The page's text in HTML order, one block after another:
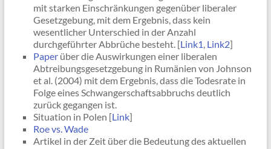
mit starken Einschränkungen gegenüber liberaler
Gesetzgebung, mit dem Ergebnis, dass kein
wesentlicher Unterschied in der Anzahl
durchgeführter Abbrüche besteht. [Link1, Link2]
Paperüber die Auswirkungen einer liberalen
Abtreibungsgesetzgebung in Rumänien von Johnson
et al. (2004) mit dem Ergebnis, dass die Todesrate in
Folge eines Schwangerschaftsabbruchs deutlich
zurück gegangen ist.
Situation in Polen [Link]
Roe vs. Wade
Artikel in der Zeit über die Bedeutung des aktuellen